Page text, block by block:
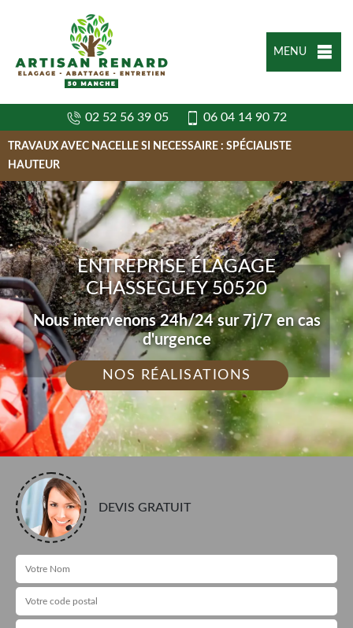
MENU
02 52 56 39 05 06 04 14 90 72
TRAVAUX AVEC NACELLE SI NECESSAIRE : SPÉCIALISTE
HAUTEUR
ENTREPRISE ÉLAGAGE
CHASSEGUEY 50520
Nous intervenons 24h/24 sur 7j/7 en cas
d'urgence
NOS RÉALISATIONS
DEVIS GRATUIT